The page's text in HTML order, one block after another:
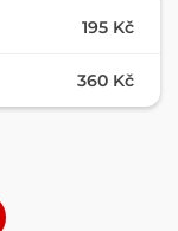
195 Kč
360 Kč